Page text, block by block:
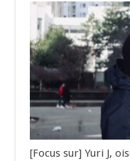
[Focus sur] Yuri J,